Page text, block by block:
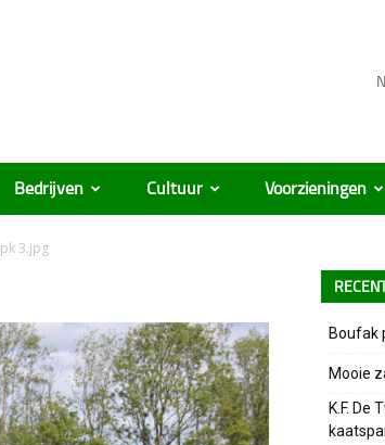
Bedrijven Cultuur Voorzieningen
pk 3.jpg
Boufak
Mooie
K.F. De